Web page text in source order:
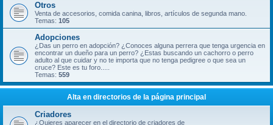
Otros
Venta de accesorios, comida canina, libros, artículos de segunda mano.
Temas: 105
Adopciones
¿Das un perro en adopción? ¿Conoces alguna perrera que tenga urgencia en
encontrar un dueño para un perro? ¿Estas buscando un cachorro o perro
adulto al que cuidar y no te importa que no tenga pedigree o que sea un
cruce? Este es tu foro.....
Temas: 559
Alta en directorios de la página principal
Criadores
¿Quieres aparecer en el directorio de criadores de